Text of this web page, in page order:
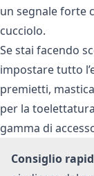
un segnale forte
cucciolo.
Se stai facendo
impostare tutto
premietti,
per la
gamma di
Consiglio